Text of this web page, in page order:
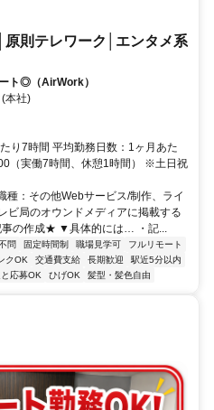
則テレワーク│エンタメ系
ト◎（AirWork）
本社)
り7時間 平均勤務日数：1ヶ月あた
（実働7時間、休憩1時間） ※土日祝
種：その他Webサービス/制作、ライ
ビ局のオウンドメディアに掲載する
事の作成★ ▼具体的には… ・記...
問 固定時間制 職場見学可
フルリモート
クOK 交通費支給 長期歓迎
駅近5分以内
応募OK ひげOK 髪型・髪色自由